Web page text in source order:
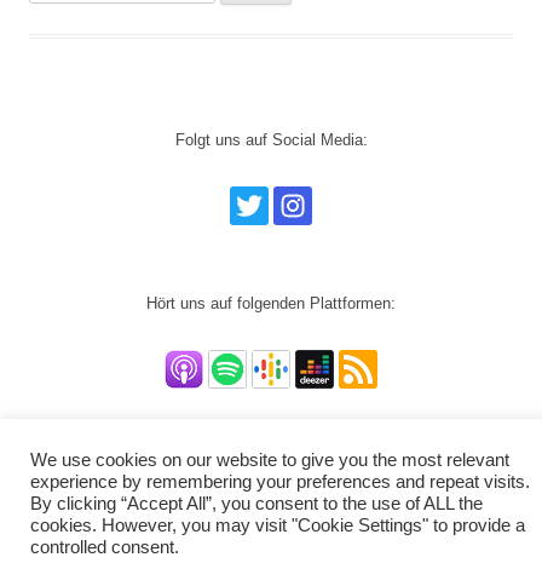
Folgt uns auf Social Media:
Hört uns auf folgenden Plattformen:
We use cookies on our website to give you the most relevant
experience by remembering your preferences and repeat visits.
By clicking “Accept All”, you consent to the use of ALL the
cookies. However, you may visit "Cookie Settings" to provide a
controlled consent.